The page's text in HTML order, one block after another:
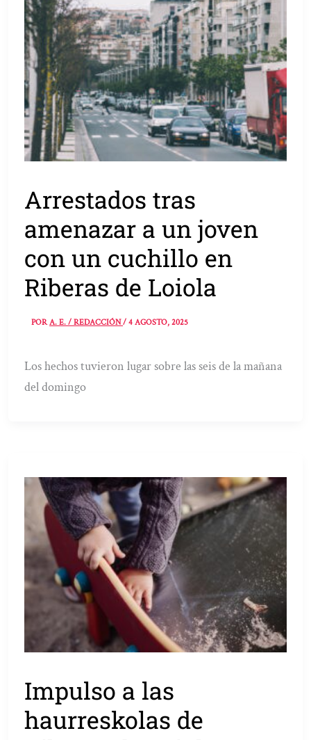
Arrestados tras
amenazar a un joven
con un cuchillo en
Riberas de Loiola
PORA. E. / REDACCIÓN/4 AGOSTO, 2025
Los hechos tuvieron lugar sobre las seis de la mañana
del domingo
Impulso a las
haurreskolas de